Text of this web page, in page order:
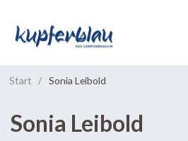
Start / Sonia Leibold
Sonia Leibold